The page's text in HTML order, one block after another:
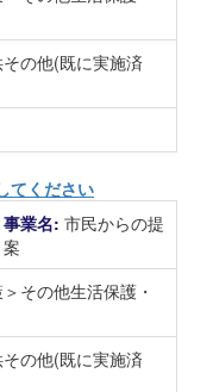
の他(既に実施済
てください
事業名: 市民からの提
案
その他生活保護・
の他(既に実施済